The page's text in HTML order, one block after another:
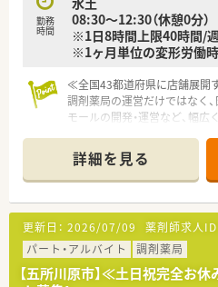
勤務
時間
08:30～12:30（休憩0分）
※1日8時間上限40時間/
※1ヶ月単位の変形労働
≪全国43都道府県に店舗展開
調剤薬局の運営だけではなく
モールの開発・運営など、幅広
≪休暇制度やライフイベント
結婚・育児・介護など様々な
よう、結婚休暇や配偶者出産
も完備。
≪店舗について≫
現在薬剤師5名が在籍。小児科
需しています。五所川原駅よ
詳細を見る
更新日： 2026/07/09 薬剤師求人ID
パート・アルバイト
調剤薬局
【五所川原市】≪土日祝完全お